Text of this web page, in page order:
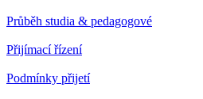
Průběh studia & pedagogové
Přijímací řízení
Podmínky přijetí